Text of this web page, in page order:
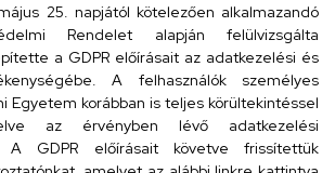
Kossuth utca 33.
telefonkönyv
25. napjától kötelezően alkalmazandó
Rendelet alapján felülvizsgálta
a GDPR előírásait az adatkezelési és
A felhasználók személyes
Egyetem korábban is teljes körültekintéssel
az érvényben lévő adatkezelési
A GDPR előírásait követve frissítettük